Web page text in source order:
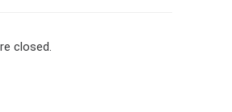
closed.